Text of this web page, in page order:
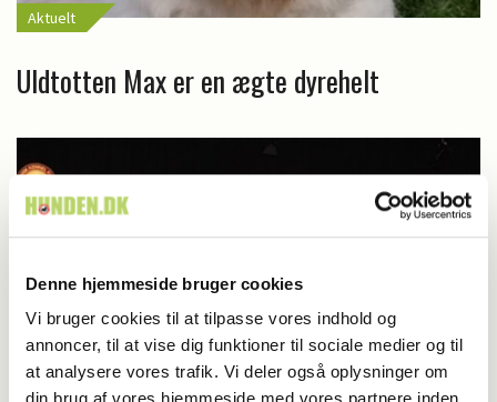
Denne hjemmeside bruger cookies
Vi bruger cookies til at tilpasse vores indhold og
annoncer, til at vise dig funktioner til sociale medier og til
at analysere vores trafik. Vi deler også oplysninger om
Aktuelt
Uldtotten Max er en ægte dyrehelt